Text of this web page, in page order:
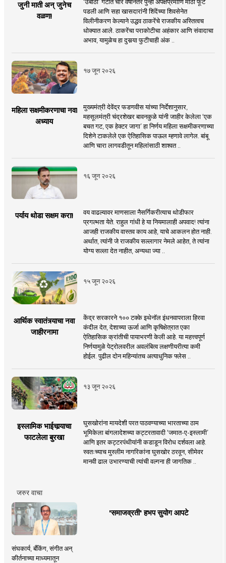
जुनी माती अन् जुनेच
वळण!
‘उबाठा’ गटात चार वर्षांनंतर पुन्हा अपेक्षेप्रमााणे मोठी फूट
पडली आणि सहा खासदारांनी शिंदेंच्या शिवसेनेत
विलीनीकरण केल्याने उद्धव ठाकरेंचे राजकीय अस्तित्वच
धोक्यात आले. ठाकरेंचा पराकोटीचा अहंकार आणि संवादाचा
अभाव, यामुळेच हा दुसर्‍या फुटीचाही अंक ..
१७ जून २०२६
महिला सक्षमीकरणाचा नवा
अध्याय
मुख्यमंत्री देवेंद्र फडणवीस यांच्या निर्देशानुसार,
महसूलमंत्री चंद्रशेखर बावनकुळे यांनी जाहीर केलेला ‘एक
बचत गट, एक हेक्टर जागा’ हा निर्णय महिला सक्षमीकरणाच्या
दिशेने टाकलेले एक ऐतिहासिक पाऊल म्हणावे लागेल. बांबू
आणि चारा लागवडीतून महिलांसाठी शाश्वत ..
१६ जून २०२६
पर्याय थोडा सक्षम करा!
वय वाढल्यावर माणसाला नैसर्गिकरीत्याच थोडीफार
प्रगल्भता येते. राहुल गांधी हे या नियमालाही अपवाद! त्यांना
आजही राजकीय वास्तव काय आहे, याचे आकलन होत नाही.
अर्थात, त्यांनी जे राजकीय सल्लागार नेमले आहेत, ते त्यांना
योग्य सल्ला देत नाहीत, अन्यथा ज्या ..
१५ जून २०२६
आर्थिक स्वातंत्र्याचा नवा
जाहीरनामा
केंद्र सरकारने १०० टक्के इथेनॉल इंधनवापराला हिरवा
कंदील देत, देशाच्या ऊर्जा आणि कृषिक्षेत्रात एका
ऐतिहासिक क्रांतीची पायाभरणी केली आहे. या महत्त्वपूर्ण
निर्णयामुळे पेट्रोलवरील अवलंबित्व लक्षणीयरीत्या कमी
होईल. पुढील दोन महिन्यांतच अत्याधुनिक फ्लेस ..
१३ जून २०२६
इस्लामिक भाईचार्‍याचा
फाटलेला बुरखा
घुसखोरांना मायदेशी परत पाठवण्याच्या भारताच्या ठाम
भूमिकेला बांगलादेशच्या कट्टरतावादी ‘जमात-ए-इस्लामी’
आणि इतर कट्टरपंथीयांनी कडाडून विरोध दर्शवला आहे.
स्वतःच्याच मुस्लीम नागरिकांना घुसखोर ठरवून, सीमेवर
मानवी ढाल उभारण्याची त्यांची वल्गना ही जागतिक ..
जरुर वाचा
'समाजव्रती' हभप सुयोग आपटे
संघकार्य, बँकिंग, संगीत अन्
कीर्तनाच्या माध्यमातून